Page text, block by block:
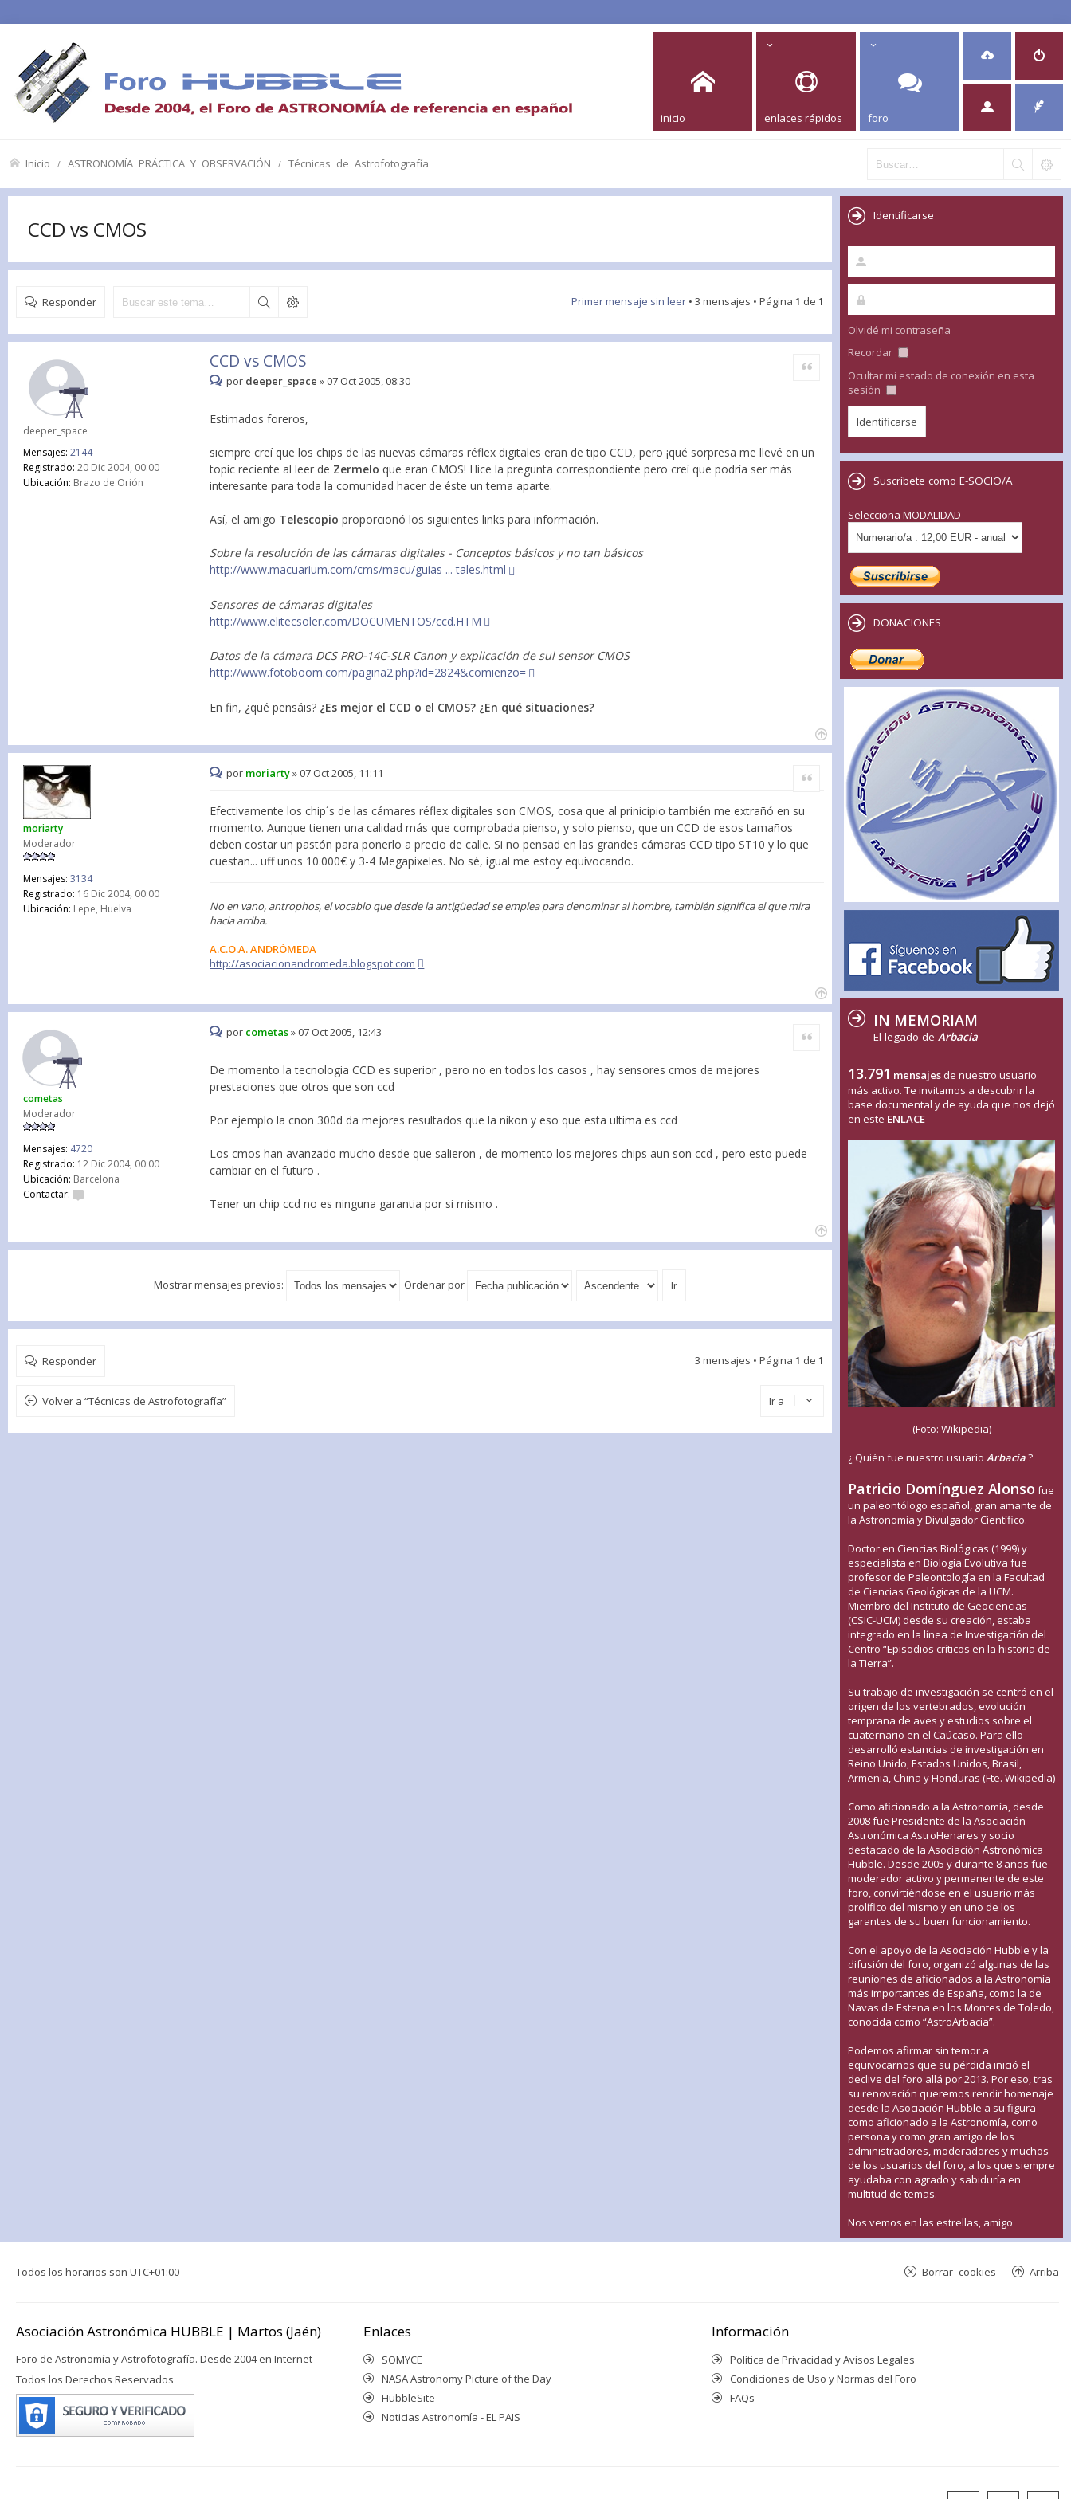
inicio enlaces rápidos foro
Inicio ASTRONOMÍA PRÁCTICA Y OBSERVACIÓN Técnicas de Astrofotografía
CCD vs CMOS
Responder Primer mensaje sin leer • 3 mensajes • Página 1 de 1
deeper_space
Mensajes: 2144
Registrado: 20 Dic 2004, 00:00
Ubicación: Brazo de Orión
CCD vs CMOS Citar
por deeper_space »07 Oct 2005, 08:30
Estimados foreros,
siempre creí que los chips de las nuevas cámaras réflex digitales eran de tipo CCD, pero ¡qué sorpresa me llevé en un
topic reciente al leer de Zermeloque eran CMOS! Hice la pregunta correspondiente pero creí que podría ser más
interesante para toda la comunidad hacer de éste un tema aparte.
Así, el amigo Telescopioproporcionó los siguientes links para información.
Sobre la resolución de las cámaras digitales - Conceptos básicos y no tan básicos
http://www.macuarium.com/cms/macu/guias ... tales.html
Sensores de cámaras digitales
http://www.elitecsoler.com/DOCUMENTOS/ccd.HTM
Datos de la cámara DCS PRO-14C-SLR Canon y explicación de sul sensor CMOS
http://www.fotoboom.com/pagina2.php?id=2824&comienzo=
En fin, ¿qué pensáis? ¿Es mejor el CCD o el CMOS? ¿En qué situaciones?
moriarty
Moderador
Mensajes: 3134
Registrado: 16 Dic 2004, 00:00
Ubicación: Lepe, Huelva
Citar
por moriarty»07 Oct 2005, 11:11
Efectivamente los chip´s de las cámares réflex digitales son CMOS, cosa que al prinicipio también me extrañó en su
momento. Aunque tienen una calidad más que comprobada pienso, y solo pienso, que un CCD de esos tamaños
deben costar un pastón para ponerlo a precio de calle. Si no pensad en las grandes cámaras CCD tipo ST10 y lo que
cuestan... uff unos 10.000€ y 3-4 Megapixeles. No sé, igual me estoy equivocando.
No en vano, antrophos, el vocablo que desde la antigüedad se emplea para denominar al hombre, también significa el que mira
hacia arriba.
A.C.O.A. ANDRÓMEDA
http://asociacionandromeda.blogspot.com
cometas
Moderador
Mensajes: 4720
Registrado: 12 Dic 2004, 00:00
Ubicación: Barcelona
Contactar:
Citar
por cometas»07 Oct 2005, 12:43
De momento la tecnologia CCD es superior , pero no en todos los casos , hay sensores cmos de mejores
prestaciones que otros que son ccd
Por ejemplo la cnon 300d da mejores resultados que la nikon y eso que esta ultima es ccd
Los cmos han avanzado mucho desde que salieron , de momento los mejores chips aun son ccd , pero esto puede
cambiar en el futuro .
Tener un chip ccd no es ninguna garantia por si mismo .
Mostrar mensajes previos: Ordenar por
Responder 3 mensajes • Página 1 de 1
Volver a “Técnicas de Astrofotografía” Ir a
Identificarse
Olvidé mi contraseña
Recordar
Ocultar mi estado de conexión en esta
sesión
Suscríbete como E-SOCIO/A
Selecciona MODALIDAD
DONACIONES
IN MEMORIAM
El legado de Arbacia
13.791 mensajes de nuestro usuario
más activo. Te invitamos a descubrir la
base documental y de ayuda que nos dejó
en este ENLACE
(Foto: Wikipedia)
¿ Quién fue nuestro usuario Arbacia?
Patricio Domínguez Alonso fue
un paleontólogo español, gran amante de
la Astronomía y Divulgador Científico.
Doctor en Ciencias Biológicas (1999) y
especialista en Biología Evolutiva fue
profesor de Paleontología en la Facultad
de Ciencias Geológicas de la UCM.
Miembro del Instituto de Geociencias
(CSIC-UCM) desde su creación, estaba
integrado en la línea de Investigación del
Centro “Episodios críticos en la historia de
la Tierra”.
Su trabajo de investigación se centró en el
origen de los vertebrados, evolución
temprana de aves y estudios sobre el
cuaternario en el Caúcaso. Para ello
desarrolló estancias de investigación en
Reino Unido, Estados Unidos, Brasil,
Armenia, China y Honduras (Fte. Wikipedia)
Como aficionado a la Astronomía, desde
2008 fue Presidente de la Asociación
Astronómica AstroHenares y socio
destacado de la Asociación Astronómica
Hubble. Desde 2005 y durante 8 años fue
moderador activo y permanente de este
foro, convirtiéndose en el usuario más
prolífico del mismo y en uno de los
garantes de su buen funcionamiento.
Con el apoyo de la Asociación Hubble y la
difusión del foro, organizó algunas de las
reuniones de aficionados a la Astronomía
más importantes de España, como la de
Navas de Estena en los Montes de Toledo,
conocida como “AstroArbacia”.
Podemos afirmar sin temor a
equivocarnos que su pérdida inició el
declive del foro allá por 2013. Por eso, tras
su renovación queremos rendir homenaje
desde la Asociación Hubble a su figura
como aficionado a la Astronomía, como
persona y como gran amigo de los
administradores, moderadores y muchos
de los usuarios del foro, a los que siempre
ayudaba con agrado y sabiduría en
multitud de temas.
Nos vemos en las estrellas, amigo
Todos los horarios son UTC+01:00 Arriba
Borrar cookies
Asociación Astronómica HUBBLE | Martos (Jaén)
Foro de Astronomía y Astrofotografía. Desde 2004 en Internet
Todos los Derechos Reservados
Enlaces
SOMYCE
NASA Astronomy Picture of the Day
HubbleSite
Noticias Astronomía - EL PAIS
Información
Política de Privacidad y Avisos Legales
Condiciones de Uso y Normas del Foro
FAQs